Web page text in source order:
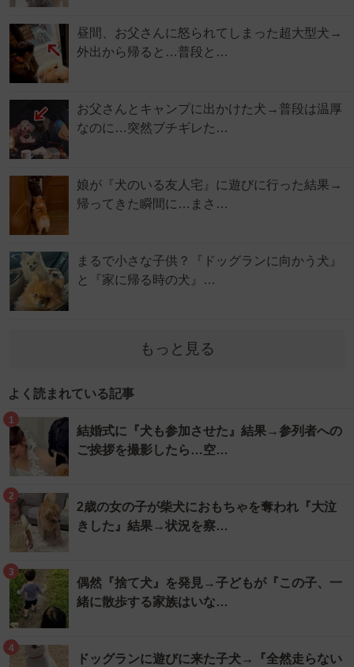
昼間、お父さんに怒られてしまった超大型犬→
外出から帰ると…普段と…
お父さんとキャンプに出かけた犬→普段は温厚
なのに…突然ブチギレた…
娘が『犬のいる友人宅』に遊びに行った結果→
帰ってきた瞬間に…まさ…
まるで小さな子供？『ドッグランに向かう犬』
と『家に帰る時の犬』…
もっと見る
よく読まれている記事
1
結婚式に『犬も参加させた』結果→参列者への
ご挨拶を撮影したら…空…
2
2歳の女の子が柴犬におもちゃを奪われ『大泣
きした』結果→状況を察…
3
偶然『捨て犬』を発見→子どもが『この子、一
緒に散歩する家族はいな…
4
ドッグランに遊びに来た子犬→『全然走らない